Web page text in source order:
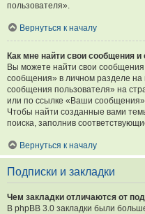
пользователя».
Вернуться к началу
Как мне найти свои сообщения
Вы можете найти свои
сообщения» в личном разделе на
сообщения пользователя» на
или по ссылке «Ваши
Чтобы найти созданные вами
поиска, заполнив
Вернуться к началу
Подписки и закладки
Чем закладки отличаются от
В phpBB 3.0 закладки были